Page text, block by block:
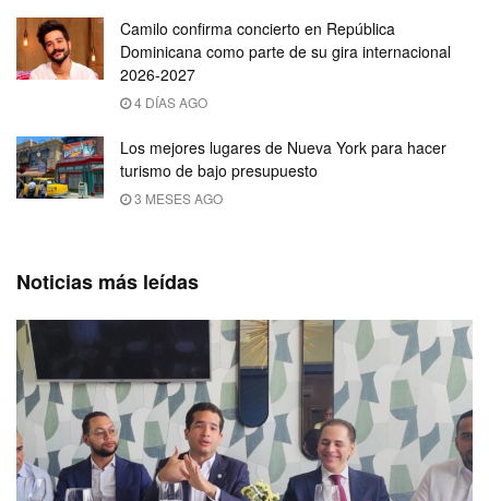
Camilo confirma concierto en República
Dominicana como parte de su gira internacional
2026-2027
4 DÍAS AGO
Los mejores lugares de Nueva York para hacer
turismo de bajo presupuesto
3 MESES AGO
Noticias más leídas